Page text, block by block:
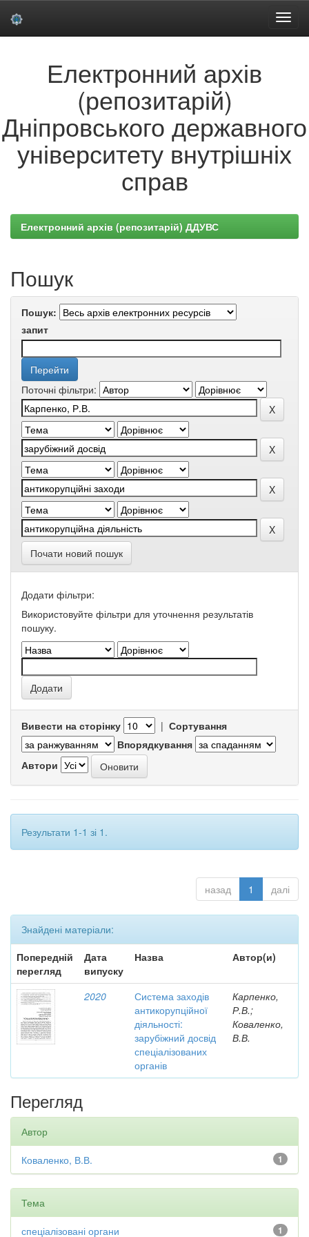
Електронний архів
(репозитарій)
Дніпровського державного
університету внутрішніх
справ
Електронний архів (репозитарій) ДДУВС
Пошук
Пошук:
запит
Поточні фільтри:
Почати новий пошук
Додати фільтри:
Використовуйте фільтри для уточнення результатів
пошуку.
Вивести на сторінку | Сортування
Впорядкування
Автори
Результати 1-1 зі 1.
назад 1 далі
Знайдені матеріали:
Попередній
перегляд
Дата
випуску
Назва Автор(и)
2020
Система заходів
антикорупційної
діяльності:
зарубіжний досвід
спеціалізованих
органів
Карпенко,
Р.В.;
Коваленко,
В.В.
Перегляд
Автор
1
Коваленко, В.В.
Тема
1
спеціалізовані органи